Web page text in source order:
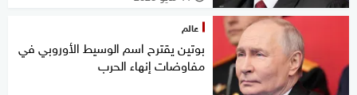
عالم
بوتين يقترح اسم الوسيط الأوروبي في
مفاوضات إنهاء الحرب